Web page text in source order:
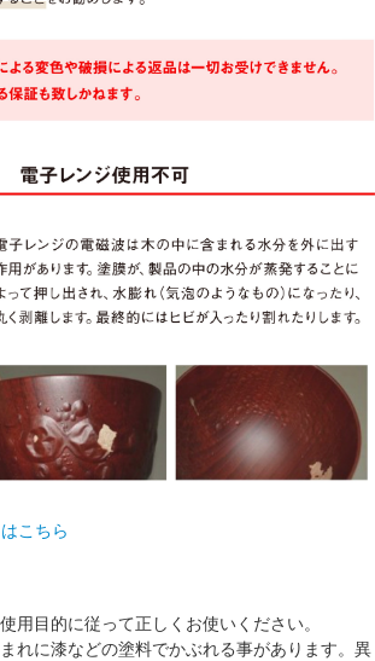
こちら
用目的に従って正しくお使いください。
れに漆などの塗料でかぶれる事があります。異